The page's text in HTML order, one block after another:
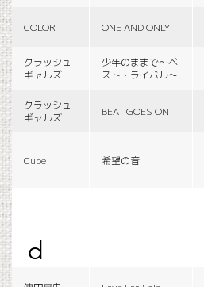
COLOR ONE AND ONLY
クラッシュ
ギャルズ
少年のままで〜ベ
スト・ライバル〜
クラッシュ
ギャルズ
BEAT GOES ON
Cube 希望の音
d